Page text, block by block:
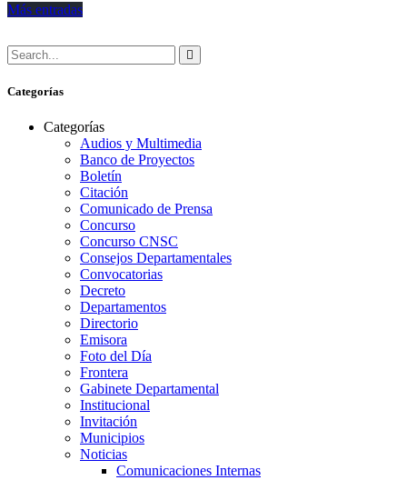
Más entradas
Categorías
Categorías
Audios y Multimedia
Banco de Proyectos
Boletín
Citación
Comunicado de Prensa
Concurso
Concurso CNSC
Consejos Departamentales
Convocatorias
Decreto
Departamentos
Directorio
Emisora
Foto del Día
Frontera
Gabinete Departamental
Institucional
Invitación
Municipios
Noticias
Comunicaciones Internas